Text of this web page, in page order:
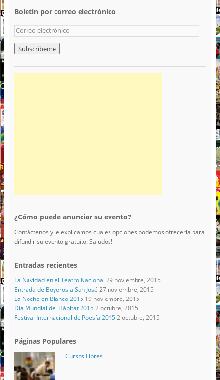
Boletin por correo electrónico
¿Cómo puede anunciar su evento?
Contáctenos y le explicamos cuales opciones podemos ofrecerla para
difundir su evento gratuito. Saludos!
Entradas recientes
La Navidad en el Teatro Nacional 29 noviembre, 2015
Entrada de Boyeros a San José 27 noviembre, 2015
La Noche en Blanco 2015 19 noviembre, 2015
Día Mundial del Hábitat 2015 2 octubre, 2015
Festival Internacional de Poesía 2015 2 octubre, 2015
Páginas Populares
Cursos Libres